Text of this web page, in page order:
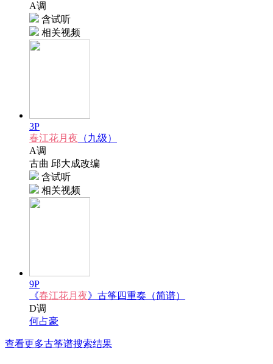
A调
含试听
相关视频
3P
春江花月夜 （九级）
A调
古曲 邱大成改编
含试听
相关视频
9P
《春江花月夜》古筝四重奏（简谱）
D调
何占豪
查看更多古筝谱搜索结果